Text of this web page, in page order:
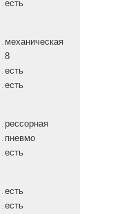
есть
механическая
8
есть
есть
рессорная
пневмо
есть
есть
есть